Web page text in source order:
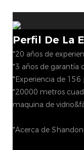
Perfil De La
*20 años de
*3 años de garantía
*Experiencia de 156
*20000 metros
maquina de
*Acerca de